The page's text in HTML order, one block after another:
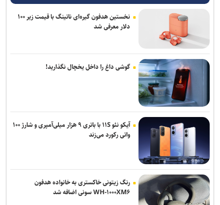
نخستین هدفون گیره‌ای ناتینگ با قیمت زیر ۱۰۰
دلار معرفی شد
گوشی داغ را داخل یخچال نگذارید!
آیکو نئو ۱۱S با باتری ۹ هزار میلی‌آمپری و شارژ ۱۰۰
واتی رکورد می‌زند
رنگ زیتونی خاکستری به خانواده هدفون
WH-۱۰۰۰XM۶ سونی اضافه شد